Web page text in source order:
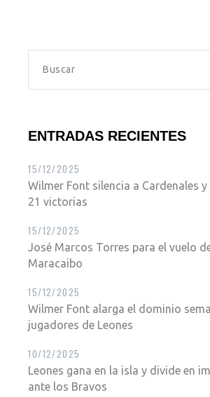
ENTRADAS RECIENTES
Wilmer Font silencia a Cardenales y
21 victorias
15/12/2025
José Marcos Torres para el vuelo
Maracaibo
15/12/2025
Wilmer Font alarga el dominio
jugadores de Leones
15/12/2025
Leones gana en la isla y divide en
ante los Bravos
10/12/2025